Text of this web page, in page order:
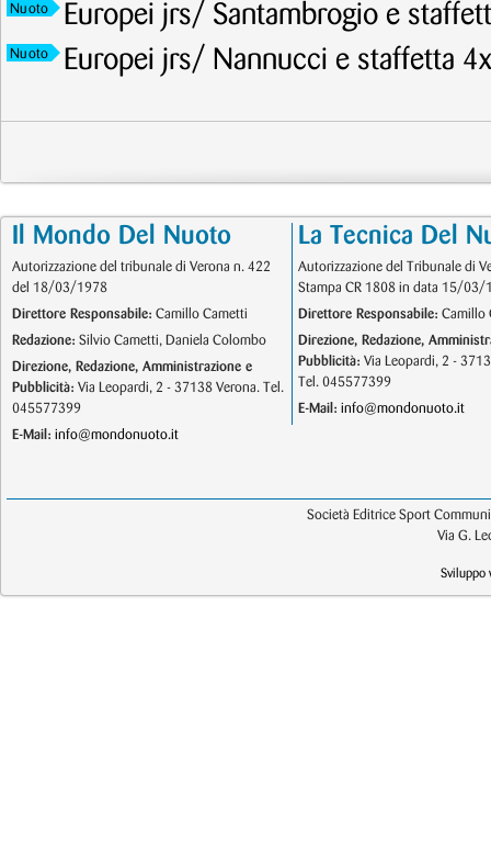
Nuoto Europei jrs/ Santambrogio e
Nuoto Europei jrs/ Nannucci e staffetta
Il Mondo Del Nuoto
Autorizzazione del tribunale di Verona n. 422
del 18/03/1978
Direttore Responsabile: Camillo Cametti
Redazione: Silvio Cametti, Daniela Colombo
Direzione, Redazione, Amministrazione e
Pubblicità: Via Leopardi, 2 - 37138 Verona. Tel.
045577399
E-Mail: info@mondonuoto.it
La Tecnica Del
Autorizzazione del Tribunale di
Stampa CR 1808 in data 15/03/
Direttore Responsabile: Camillo
Direzione, Redazione,
Pubblicità: Via Leopardi, 2 -
Tel. 045577399
E-Mail: info@mondonuoto.it
Società Editrice Sport
Via G.
Sviluppo